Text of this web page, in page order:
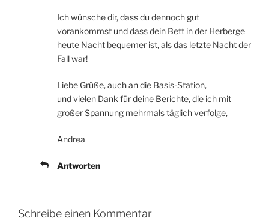
Ich wünsche dir, dass du dennoch gut
vorankommst und dass dein Bett in der Herberge
heute Nacht bequemer ist, als das letzte Nacht der
Fall war!
Liebe Grüße, auch an die Basis-Station,
und vielen Dank für deine Berichte, die ich mit
großer Spannung mehrmals täglich verfolge,
Andrea
Antworten
Schreibe einen Kommentar